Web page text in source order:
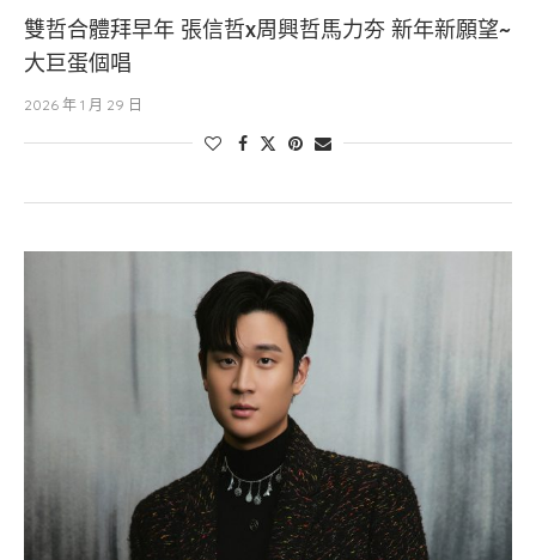
雙哲合體拜早年 張信哲x周興哲馬力夯 新年新願望~
大巨蛋個唱
2026 年 1 月 29 日